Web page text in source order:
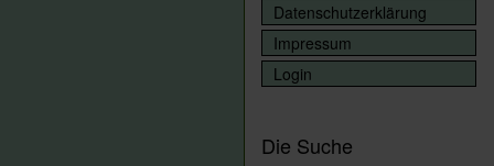
Datenschutzerklärung
Impressum
Login
Die Suche